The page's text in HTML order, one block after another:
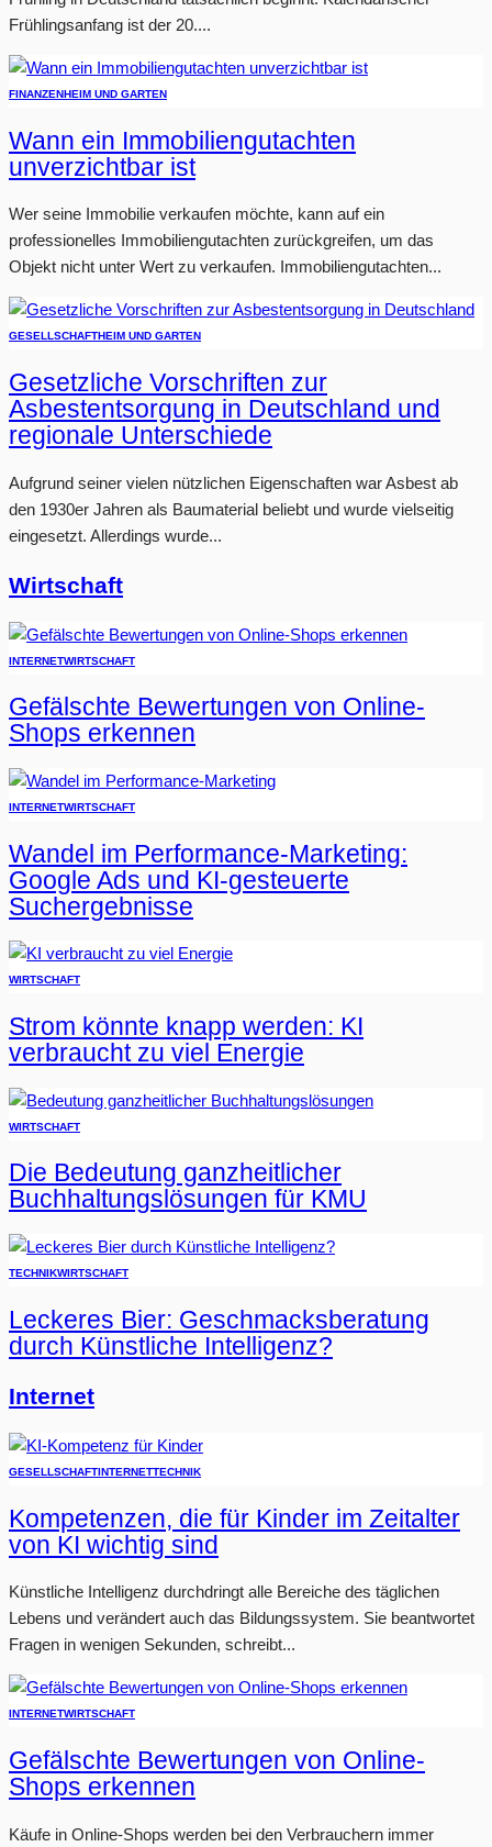
Frühlingsanfang ist der 20....
FINANZENHEIM UND GARTEN
Wann ein Immobiliengutachten
unverzichtbar ist
Wer seine Immobilie verkaufen möchte, kann auf ein
professionelles Immobiliengutachten zurückgreifen, um das
Objekt nicht unter Wert zu verkaufen. Immobiliengutachten...
GESELLSCHAFTHEIM UND GARTEN
Gesetzliche Vorschriften zur
Asbestentsorgung in Deutschland und
regionale Unterschiede
Aufgrund seiner vielen nützlichen Eigenschaften war Asbest ab
den 1930er Jahren als Baumaterial beliebt und wurde vielseitig
eingesetzt. Allerdings wurde...
Wirtschaft
INTERNETWIRTSCHAFT
Gefälschte Bewertungen von Online-
Shops erkennen
INTERNETWIRTSCHAFT
Wandel im Performance-Marketing:
Google Ads und KI-gesteuerte
Suchergebnisse
WIRTSCHAFT
Strom könnte knapp werden: KI
verbraucht zu viel Energie
WIRTSCHAFT
Die Bedeutung ganzheitlicher
Buchhaltungslösungen für KMU
TECHNIKWIRTSCHAFT
Leckeres Bier: Geschmacksberatung
durch Künstliche Intelligenz?
Internet
GESELLSCHAFTINTERNETTECHNIK
Kompetenzen, die für Kinder im Zeitalter
von KI wichtig sind
Künstliche Intelligenz durchdringt alle Bereiche des täglichen
Lebens und verändert auch das Bildungssystem. Sie beantwortet
Fragen in wenigen Sekunden, schreibt...
INTERNETWIRTSCHAFT
Gefälschte Bewertungen von Online-
Shops erkennen
Käufe in Online-Shops werden bei den Verbrauchern immer